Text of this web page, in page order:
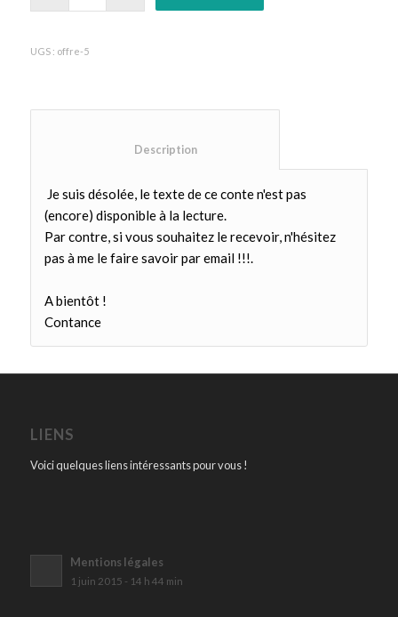
UGS : offre-5
						Description
Je suis désolée, le texte de ce conte n'est pas
(encore) disponible à la lecture.
Par contre, si vous souhaitez le recevoir, n'hésitez
pas à me le faire savoir par email !!!.
A bientôt !
Contance
LIENS
Voici quelques liens intéressants pour vous !
Mentions légales
1 juin 2015 - 14 h 44 min